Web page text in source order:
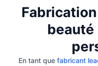
beauté
En tant que fabricant